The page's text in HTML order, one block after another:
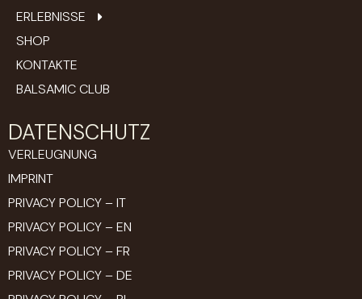
ERLEBNISSE
SHOP
KONTAKTE
BALSAMIC CLUB
DATENSCHUTZ
VERLEUGNUNG
IMPRINT
PRIVACY POLICY – IT
PRIVACY POLICY – EN
PRIVACY POLICY – FR
PRIVACY POLICY – DE